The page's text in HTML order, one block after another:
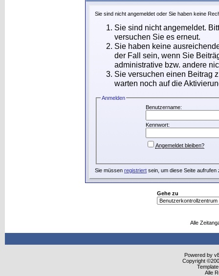
Sie sind nicht angemeldet oder Sie haben keine
Sie sind nicht angemeldet.
versuchen Sie es erneut.
Sie haben keine
der Fall sein, wenn Sie
administrative bzw. andere
Sie versuchen einen Beitrag
warten noch auf die
Anmelden
Benutzername:
Kennwort:
Angemeldet bleiben?
Sie müssen registriert sein, um diese Seite aufrufen
Gehe zu
Alle
Powered by
Copyright
Alle